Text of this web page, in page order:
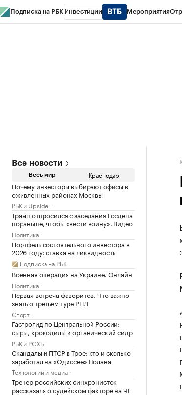
Подписка на РБК Инвестиции Мероприятия
Все новости
Весь мир Краснодар
Почему инвесторы выбирают офисы в
оживленных районах Москвы
РБК и Upside
Трамп отпросился с заседания Госдепа
пораньше, чтобы «вести войну». Видео
Политика
Портфель состоятельного инвестора в
2026 году: ставка на ликвидность
Подписка на РБК
Военная операция на Украине. Онлайн
Политика
Первая встреча фаворитов. Что важно
знать о третьем туре РПЛ
Спорт
Гастрогид по Центральной России:
сыры, крокодилы и органический сидр
РБК и РСХБ
Скандалы и ПТСР в Трое: кто и сколько
заработал на «Одиссее» Нолана
Технологии и медиа
Тренер российских синхронисток
рассказала о судейском факторе на ЧЕ